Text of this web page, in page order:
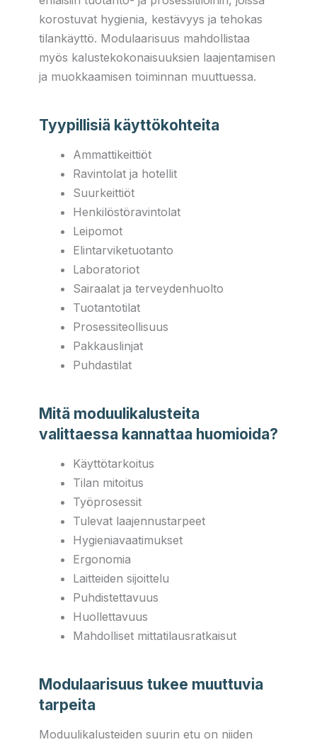
korostuvat hygienia, kestävyys ja tehokas
tilankäyttö. Modulaarisuus mahdollistaa
myös kalustekokonaisuuksien laajentamisen
ja muokkaamisen toiminnan muuttuessa.
Tyypillisiä käyttökohteita
Ammattikeittiöt
Ravintolat ja hotellit
Suurkeittiöt
Henkilöstöravintolat
Leipomot
Elintarviketuotanto
Laboratoriot
Sairaalat ja terveydenhuolto
Tuotantotilat
Prosessiteollisuus
Pakkauslinjat
Puhdastilat
Mitä moduulikalusteita
valittaessa kannattaa huomioida?
Käyttötarkoitus
Tilan mitoitus
Työprosessit
Tulevat laajennustarpeet
Hygieniavaatimukset
Ergonomia
Laitteiden sijoittelu
Puhdistettavuus
Huollettavuus
Mahdolliset mittatilausratkaisut
Modulaarisuus tukee muuttuvia
tarpeita
Moduulikalusteiden suurin etu on niiden